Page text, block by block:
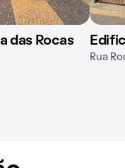
das Rocas
Rua